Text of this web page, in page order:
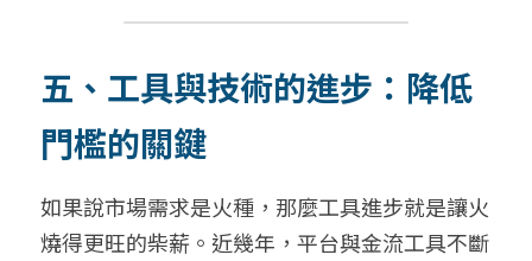
五、工具與技術的進步：降低
門檻的關鍵
如果說市場需求是火種，那麼工具進步就是讓火
燒得更旺的柴薪。近幾年，平台與金流工具不斷